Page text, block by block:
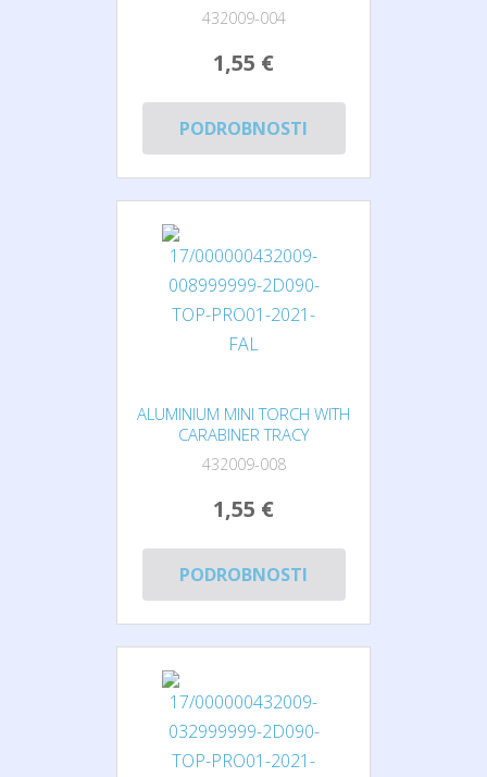
432009-004
1,55 €
PODROBNOSTI
ALUMINIUM MINI TORCH WITH
CARABINER TRACY
432009-008
1,55 €
PODROBNOSTI